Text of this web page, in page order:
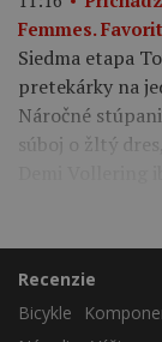
Femmes.
Siedma etapa
pretekárky na
Náročné
súboj o žltý
Demi Vollering
Recenzie
Bicykle